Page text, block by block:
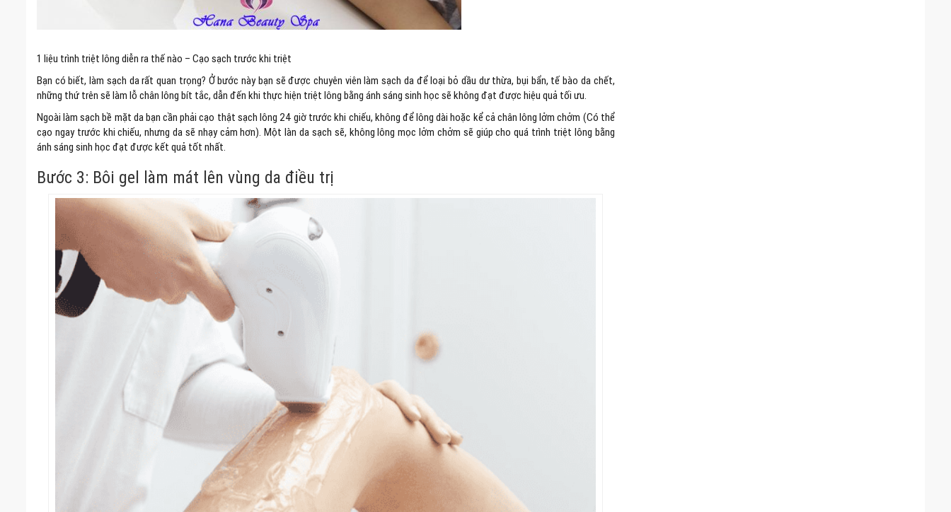
1 liệu trình triệt lông diễn ra thế nào – Cạo sạch trước khi triệt
Bạn có biết, làm sạch da rất quan trọng? Ở bước này bạn sẽ được chuyên viên làm sạch da để loại bỏ dầu dư thừa, bụi bẩn, tế bào da chết,
những thứ trên sẽ làm lỗ chân lông bít tắc, dẫn đến khi thực hiện triệt lông bằng ánh sáng sinh học sẽ không đạt được hiệu quả tối ưu.
Ngoài làm sạch bề mặt da bạn cần phải cạo thật sạch lông 24 giờ trước khi chiếu, không để lông dài hoặc kể cả chân lông lởm chởm (Có thể
cạo ngay trước khi chiếu, nhưng da sẽ nhạy cảm hơn). Một làn da sạch sẽ, không lông mọc lởm chởm sẽ giúp cho quá trình triệt lông bằng
ánh sáng sinh học đạt được kết quả tốt nhất.
Bước 3: Bôi gel làm mát lên vùng da điều trị